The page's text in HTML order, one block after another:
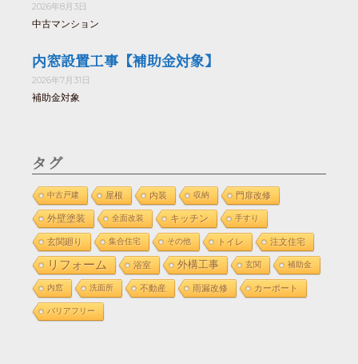
2026年8月3日
中古マンション
内窓設置工事【補助金対象】
2026年7月31日
補助金対象
タグ
中古戸建 屋根 内装 収納 門扉改修
外壁塗装 全面改装 キッチン 手すり
玄関廻り 集合住宅 その他 トイレ 注文住宅
リフォーム 浴室 外構工事 玄関 補助金
内窓 洗面所 不動産 雨漏改修 カーポート
バリアフリー